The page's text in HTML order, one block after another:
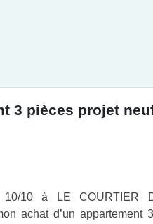
3 pièces projet
10 à LE COURTIER
achat d’un appartement